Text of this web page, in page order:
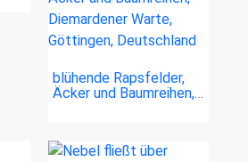
blühende Rapsfelder,
Äcker und Baumreihen,…